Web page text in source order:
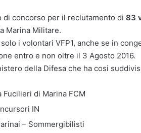
di concorso per il reclutamento di 83
Marina Militare.
i volontari VFP1, anche se in
entro e non oltre il 3 Agosto 2016.
della Difesa che ha cosi
di Marina FCM
IN
– Sommergibilisti